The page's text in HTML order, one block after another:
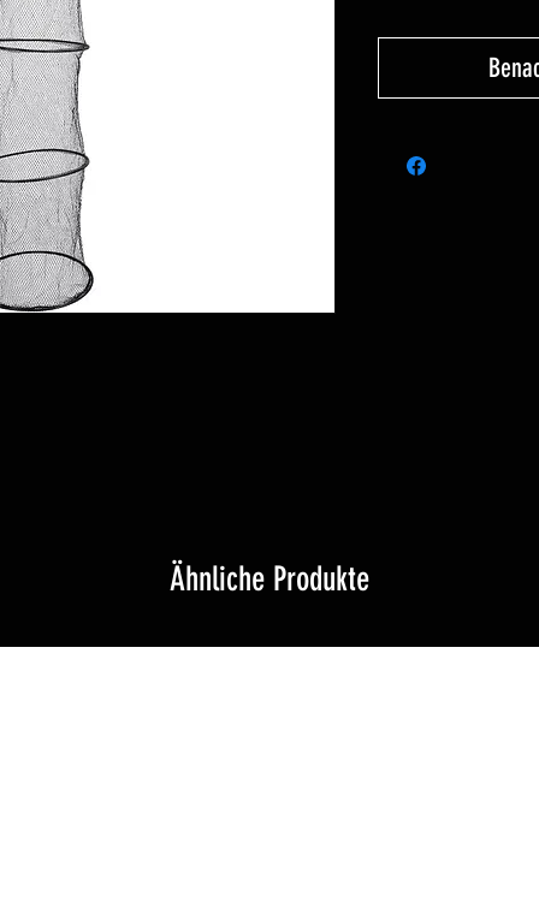
Ähnliche Produkte